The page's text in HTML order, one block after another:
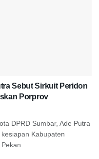
Sebut Sirkuit Peridon
Porprov
DPRD Sumbar, Ade Putra
Kabupaten